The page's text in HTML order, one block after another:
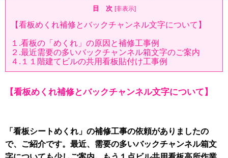
目 次 [非表示]
【看板めくれ補修とバックチャンネル文字について】
１.看板の「めくれ」の原因と補修工事例
２.最近需要の多いバックチャンネル箱文字のご案内
４.１１階建てビルの共用看板貼付け工事例
【看板めくれ補修とバックチャンネル文字について】
「看板シートめくれ」の補修工事の依頼がありましたの
で、ご紹介です。最近、 需要の多いバックチャンネル箱文